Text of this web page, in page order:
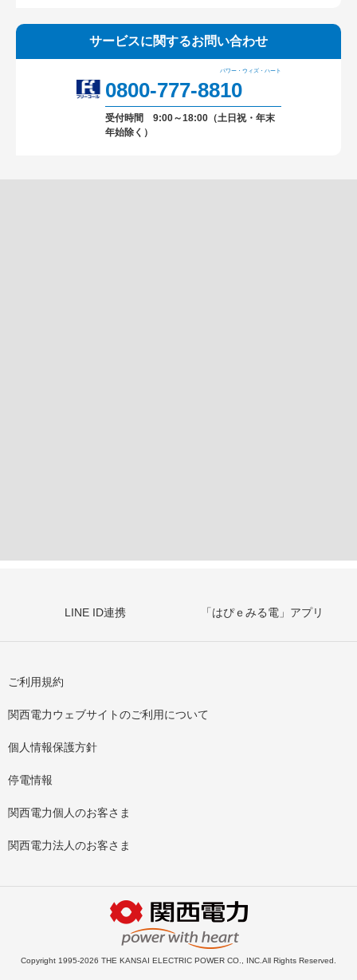
サービスに関するお問い合わせ
0800-777-8810
パワー・ウィズ・ハート
受付時間 9:00～18:00（土日祝・年末
年始除く）
LINE ID連携 「はぴｅみる電」アプリ
ご利用規約
関西電力ウェブサイトのご利用について
個人情報保護方針
停電情報
関西電力個人のお客さま
関西電力法人のお客さま
Copyright 1995-2026 THE KANSAI ELECTRIC POWER CO., INC.All Rights Reserved.